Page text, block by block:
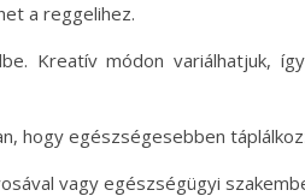
a reggelihez.
Kreatív módon variálhatjuk,
hogy egészségesebben
vagy egészségügyi